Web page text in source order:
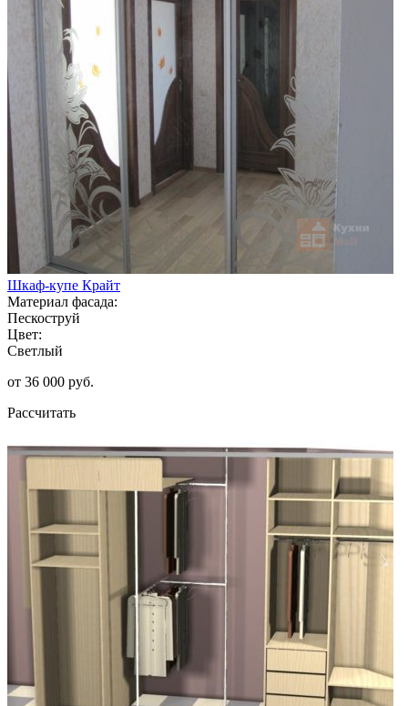
Шкаф-купе Крайт
Материал фасада:
Пескоструй
Цвет:
Светлый
от 36 000 руб.
Рассчитать